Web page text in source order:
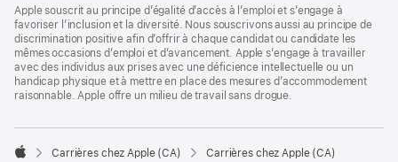
Footer
Apple souscrit au principe d’égalité d’accès à l’emploi et s’engage à
favoriser l’inclusion et la diversité. Nous souscrivons aussi au principe de
discrimination positive afin d’offrir à chaque candidat ou candidate les
mêmes occasions d’emploi et d’avancement. Apple s’engage à travailler
avec des individus aux prises avec une déficience intellectuelle ou un
handicap physique et à mettre en place des mesures d’accommodement
raisonnable. Apple offre un milieu de travail sans drogue.

Carrières chez Apple (CA) Carrières chez Apple (CA)